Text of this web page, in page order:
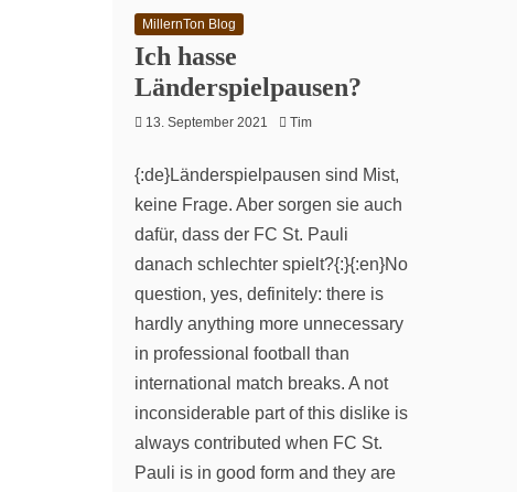
MillernTon Blog
Ich hasse
Länderspielpausen?
13. September 2021 Tim
{:de}Länderspielpausen sind Mist,
keine Frage. Aber sorgen sie auch
dafür, dass der FC St. Pauli
danach schlechter spielt?{:}{:en}No
question, yes, definitely: there is
hardly anything more unnecessary
in professional football than
international match breaks. A not
inconsiderable part of this dislike is
always contributed when FC St.
Pauli is in good form and they are